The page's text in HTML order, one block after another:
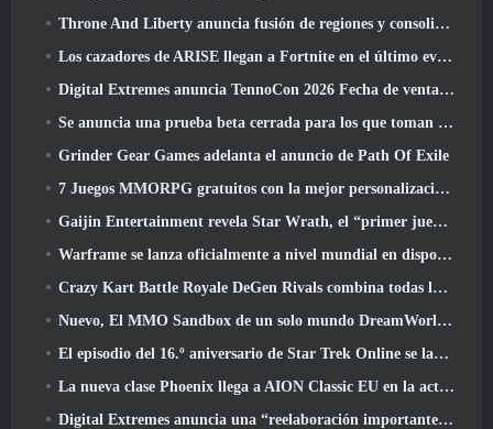
Throne And Liberty anuncia fusión de regiones y consolidación de servidores
Los cazadores de ARISE llegan a Fortnite en el último evento de colaboración
Digital Extremes anuncia TennoCon 2026 Fecha de venta de entradas
Se anuncia una prueba beta cerrada para los que toman tiempo en juegos de disparos en tercera persona
Grinder Gear Games adelanta el anuncio de Path Of Exile
7 Juegos MMORPG gratuitos con la mejor personalización de personajes
Gaijin Entertainment revela Star Wrath, el “primer juego de acción de extracción espacial”
Warframe se lanza oficialmente a nivel mundial en dispositivos Android
Crazy Kart Battle Royale DeGen Rivals combina todas las cosas que probablemente no sabías que querías combinadas
Nuevo, El MMO Sandbox de un solo mundo DreamWorld llegará al acceso anticipado de Steam
El episodio del 16.º aniversario de Star Trek Online se lanza como parte de la actualización "Corrupción"
La nueva clase Phoenix llega a AION Classic EU en la actualización 'Ignite'
Digital Extremes anuncia una “reelaboración importante” del sistema de progresión del jugador de Soulframe